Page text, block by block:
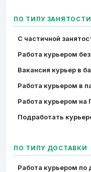
ПО ТИПУ ЗАНЯТОСТИ
C частичной
Работа курьером
Вакансия курьер в
Работа курьером в
Работа курьером на
Подработать
ПО ТИПУ ДОСТАВКИ
Работа курьером по